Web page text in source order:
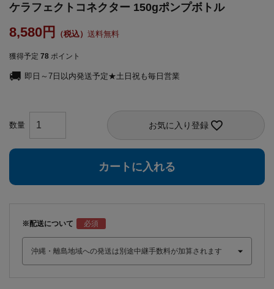
ケラフェクトコネクター 150gポンプボトル
8,580 送料無料
獲得予定 78 ポイント
即日～7日以内発送予定★土日祝も毎日営業
お気に入り登録
カートに入れる
※配送について